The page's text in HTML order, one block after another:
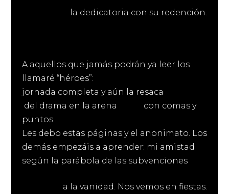
la dedicatoria con su redención.
A aquellos que jamás podrán ya leer los
llamaré “héroes”:
jornada completa y aún la resaca
del drama en la arena con comas y
puntos.
Les debo estas páginas y el anonimato. Los
demás empezáis a aprender: mi amistad
según la parábola de las subvenciones
a la vanidad. Nos vemos en fiestas.